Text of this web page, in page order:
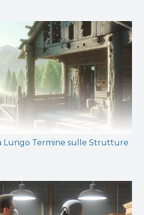
Lungo Termine sulle Strutture